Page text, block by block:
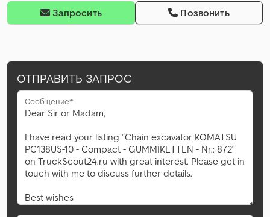
Запросить Позвонить
ОТПРАВИТЬ ЗАПРОС
Сообщение*